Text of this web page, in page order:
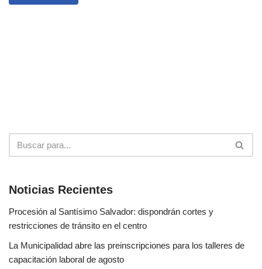
Noticias Recientes
Procesión al Santísimo Salvador: dispondrán cortes y
restricciones de tránsito en el centro
La Municipalidad abre las preinscripciones para los talleres de
capacitación laboral de agosto